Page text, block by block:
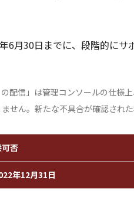
月30日までに、段階的にサ
配信」は管理コンソールの仕様
せん。新たな不具合が確認され
否
年12月31日